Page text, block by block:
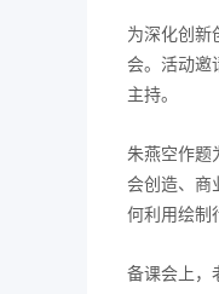
为深化创新
会。活动邀
主持。
朱燕空作题
会创造、商
何利用绘制
备课会上，